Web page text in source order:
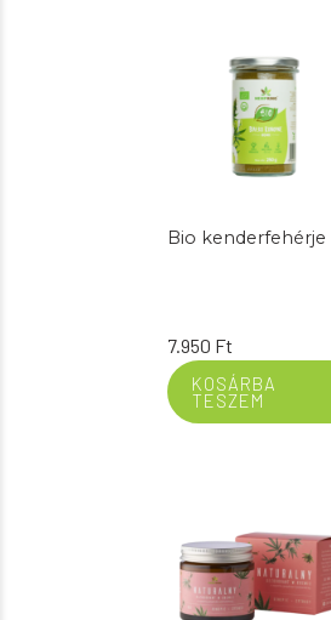
Bio kenderfehérje
7.950 Ft
KOSÁRBA
TESZEM